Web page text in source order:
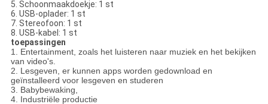
5. Schoonmaakdoekje: 1 st
6. USB-oplader: 1 st
7. Stereofoon: 1 st
8. USB-kabel: 1 st
toepassingen
1. Entertainment, zoals het luisteren naar muziek en het bekijken
van video's.
2. Lesgeven, er kunnen apps worden gedownload en
geïnstalleerd voor lesgeven en studeren
3. Babybewaking,
4. Industriële productie